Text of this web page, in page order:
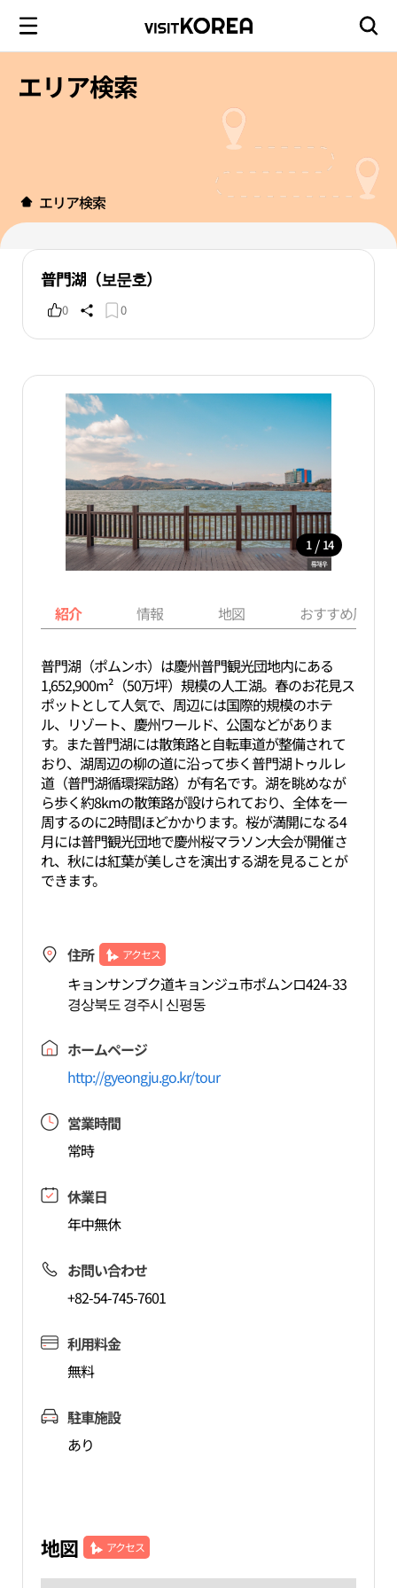
エリア検索
エリア検索
普門湖（보문호）
0 0
1 / 14
紹介 情報 地図 おすすめ周辺
普門湖（ポムンホ）は慶州普門観光団地内にある
1,652,900m²（50万坪）規模の人工湖。春のお花見ス
ポットとして人気で、周辺には国際的規模のホテ
ル、リゾート、慶州ワールド、公園などがありま
す。また普門湖には散策路と自転車道が整備されて
おり、湖周辺の柳の道に沿って歩く普門湖トゥルレ
道（普門湖循環探訪路）が有名です。湖を眺めなが
ら歩く約8kmの散策路が設けられており、全体を一
周するのに2時間ほどかかります。桜が満開になる4
月には普門観光団地で慶州桜マラソン大会が開催さ
れ、秋には紅葉が美しさを演出する湖を見ることが
できます。
住所 アクセス
キョンサンブク道キョンジュ市ポムンロ424-33
경상북도 경주시 신평동
ホームページ
http://gyeongju.go.kr/tour
営業時間
常時
休業日
年中無休
お問い合わせ
+82-54-745-7601
利用料金
無料
駐車施設
あり
地図 アクセス